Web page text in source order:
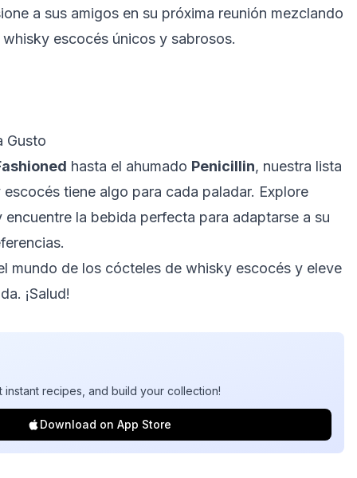
a sus amigos en su próxima reunión mezclando
escocés únicos y sabrosos.
Gusto
hasta el ahumado Penicillin, nuestra lista
tiene algo para cada paladar. Explore
encuentre la bebida perfecta para adaptarse a su
mundo de los cócteles de whisky escocés y eleve
¡Salud!
instant recipes, and build your collection!
Download on App Store